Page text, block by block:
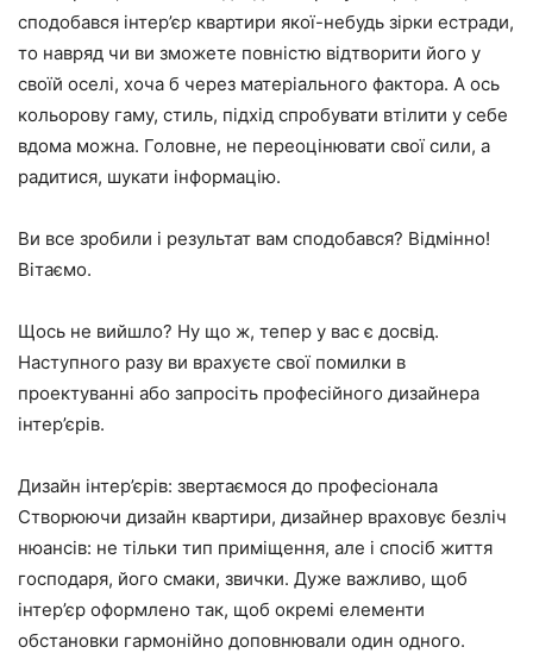
сподобався інтер’єр квартири якої-небудь зірки естради,
то навряд чи ви зможете повністю відтворити його у
своїй оселі, хоча б через матеріального фактора. А ось
кольорову гаму, стиль, підхід спробувати втілити у себе
вдома можна. Головне, не переоцінювати свої сили, а
радитися, шукати інформацію.
Ви все зробили і результат вам сподобався? Відмінно!
Вітаємо.
Щось не вийшло? Ну що ж, тепер у вас є досвід.
Наступного разу ви врахуєте свої помилки в
проектуванні або запросіть професійного дизайнера
інтер’єрів.
Дизайн інтер’єрів: звертаємося до професіонала
Створюючи дизайн квартири, дизайнер враховує безліч
нюансів: не тільки тип приміщення, але і спосіб життя
господаря, його смаки, звички. Дуже важливо, щоб
інтер’єр оформлено так, щоб окремі елементи
обстановки гармонійно доповнювали один одного.